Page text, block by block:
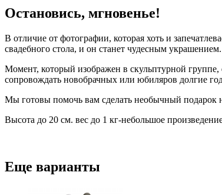
Остановись, мгновенье!
В отличие от фотографии, которая хоть и
свадебного стола, и он станет чудесным украшением.
Момент, который изображен в скульптурной
сопровождать новобрачных или юбиляров долгие
Мы готовы помочь вам сделать необычный подарок
Высота до 20 см. вес до 1 кг-небольшое
Еще варианты